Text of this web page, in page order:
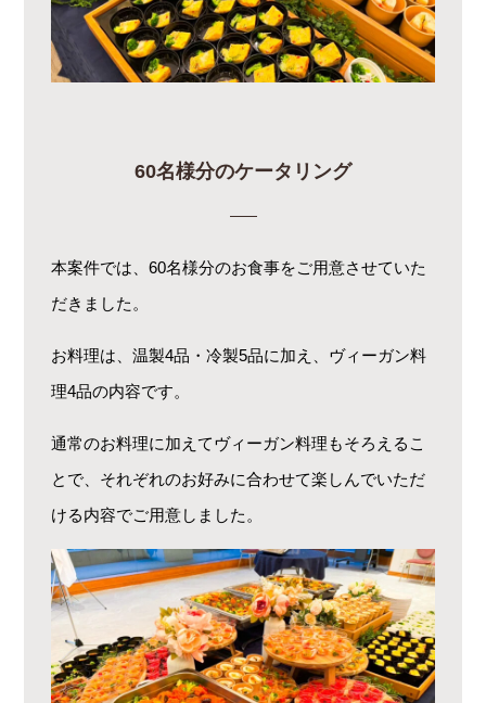
60名様分のケータリング
本案件では、60名様分のお食事をご用意させていた
だきました。
お料理は、温製4品・冷製5品に加え、ヴィーガン料
理4品の内容です。
通常のお料理に加えてヴィーガン料理もそろえるこ
とで、それぞれのお好みに合わせて楽しんでいただ
ける内容でご用意しました。